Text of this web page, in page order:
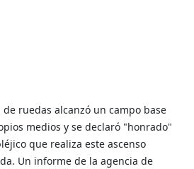
ruedas alcanzó un campo base
medios y se declaró "honrado"
que realiza este ascenso
Un informe de la agencia de